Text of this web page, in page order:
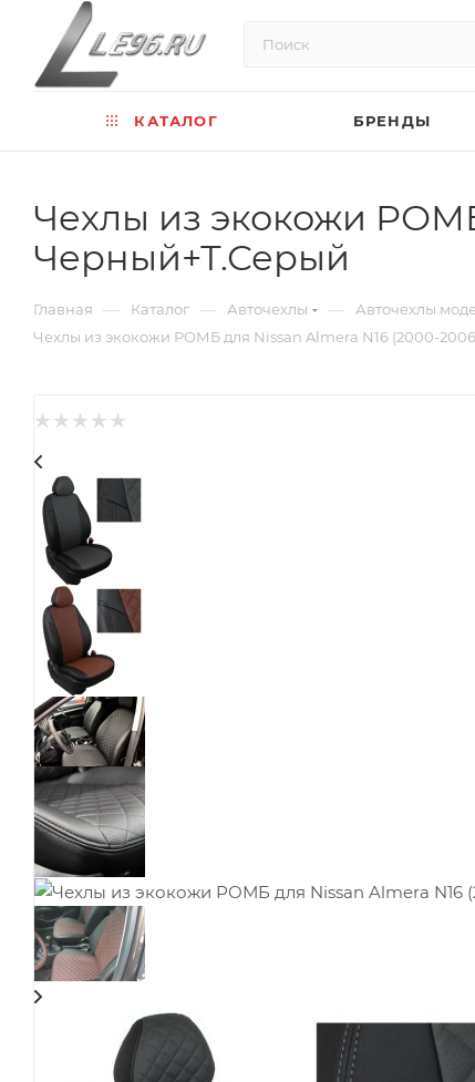
КАТАЛОГ БРЕНДЫ
Чехлы из экокожи
Черный+Т.Серый
Главная — Каталог — Авточехлы — Авточехлы
Чехлы из экокожи РОМБ для Nissan Almera N16 (2000-